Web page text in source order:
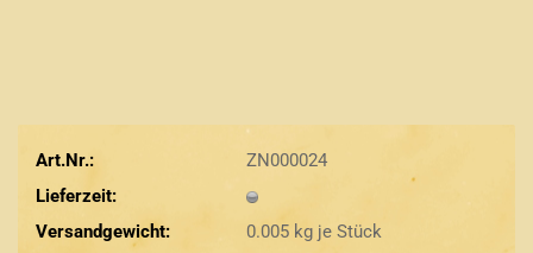
Art.Nr.:
ZN000024
Lieferzeit:
Versandgewicht:
0.005kg je Stück